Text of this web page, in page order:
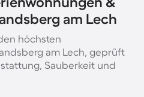
am Lech
höchsten
am Lech, geprüft
Sauberkeit und